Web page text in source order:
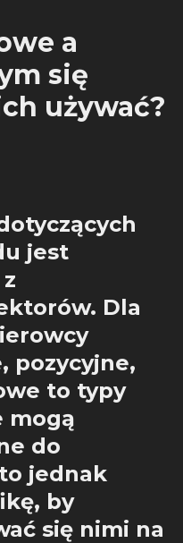
a
się
używać?
jest
Dla
pozycyjne,
to typy
mogą
do
jednak
by
się nimi na